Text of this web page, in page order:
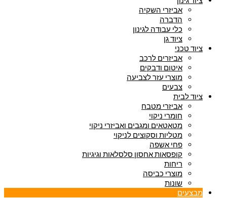
אביזרי השקיה
הדברה
כלי עבודה לגינון
ציוד גן
ציוד טכני
אביזרים לרכב
איטום ודבקים
מוצרי עזר לצביעה
צבעים
ציוד לבית
אביזרי מטבח
חומרי ניקוי
מטאטאים ומגבים ואביזרי ניקוי
מטליות וסקוצים לניקוי
פחי אשפה
קופסאות אחסון סלסלאות וגיגיות
ריחות
מוצרי כביסה
שונות
מבצעים